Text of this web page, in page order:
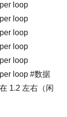
loop
loop
loop
loop
loop
loop #数据
1.2 左右（闲